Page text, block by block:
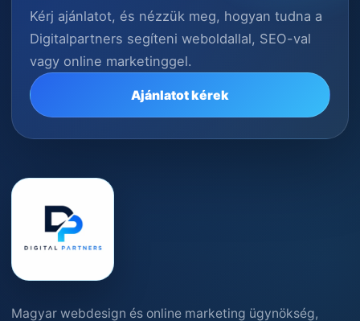
Kérj ajánlatot, és nézzük meg, hogyan tudna a
Digitalpartners segíteni weboldallal, SEO-val
vagy online marketinggel.
Ajánlatot kérek
Magyar webdesign és online marketing ügynökség,